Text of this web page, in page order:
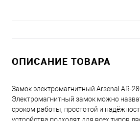
ОПИСАНИЕ ТОВАРА
Замок электромагнитный Arsenal AR-
Электромагнитный замок можно
сроком работы, простотой и